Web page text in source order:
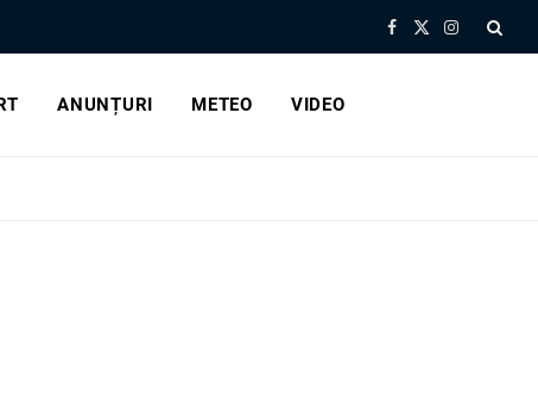
Facebook
X
Instagram
ANUNȚURI METEO VIDEO